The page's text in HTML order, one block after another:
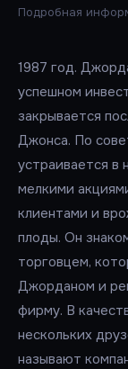
Подробная
1987 год.
успешном
закрывается
Джонса. По
устраивается
мелкими
клиентами и
плоды. Он
торговцем,
Джорданом и
фирму. В
нескольких
называют